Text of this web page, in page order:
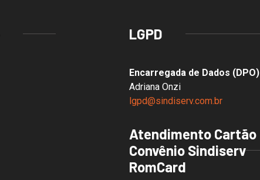
LGPD
Encarregada de Dados (DPO)
Adriana Onzi
lgpd@sindiserv.com.br
Atendimento Cartão
Convênio Sindiserv
RomCard